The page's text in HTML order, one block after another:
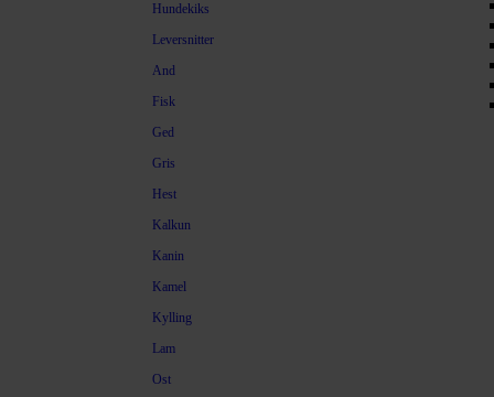
Hundekiks
Leversnitter
And
Fisk
Ged
Gris
Hest
Kalkun
Kanin
Kamel
Kylling
Lam
Ost